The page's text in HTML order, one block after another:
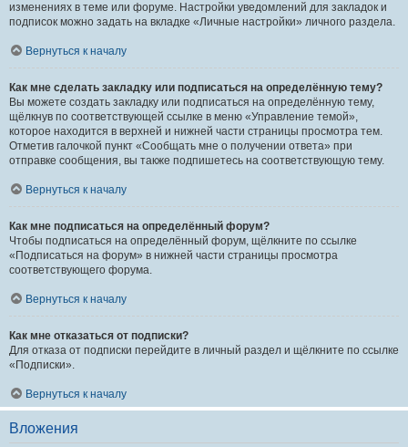
изменениях в теме или форуме. Настройки уведомлений для закладок и
подписок можно задать на вкладке «Личные настройки» личного раздела.
Вернуться к началу
Как мне сделать закладку или подписаться на определённую тему?
Вы можете создать закладку или подписаться на определённую тему,
щёлкнув по соответствующей ссылке в меню «Управление темой»,
которое находится в верхней и нижней части страницы просмотра тем.
Отметив галочкой пункт «Сообщать мне о получении ответа» при
отправке сообщения, вы также подпишетесь на соответствующую тему.
Вернуться к началу
Как мне подписаться на определённый форум?
Чтобы подписаться на определённый форум, щёлкните по ссылке
«Подписаться на форум» в нижней части страницы просмотра
соответствующего форума.
Вернуться к началу
Как мне отказаться от подписки?
Для отказа от подписки перейдите в личный раздел и щёлкните по ссылке
«Подписки».
Вернуться к началу
Вложения